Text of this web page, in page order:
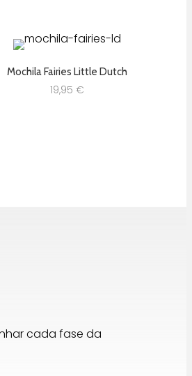
Mochila Fairies Little Dutch
19,95 €
cada fase da